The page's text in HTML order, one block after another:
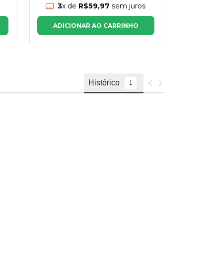
3x de R$59,97 sem juros
ADICIONAR AO CARRINHO